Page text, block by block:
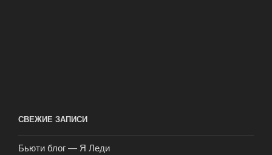
СВЕЖИЕ ЗАПИСИ
Бьюти блог — Я Леди